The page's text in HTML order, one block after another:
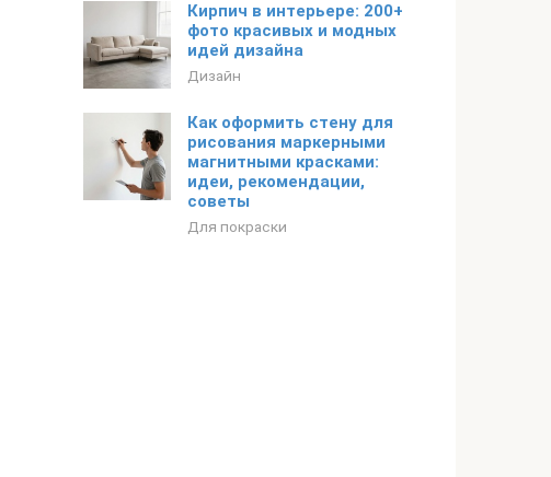
Кирпич в интерьере: 200+
фото красивых и модных
идей дизайна
Дизайн
Как оформить стену для
рисования маркерными
магнитными красками:
идеи, рекомендации,
советы
Для покраски